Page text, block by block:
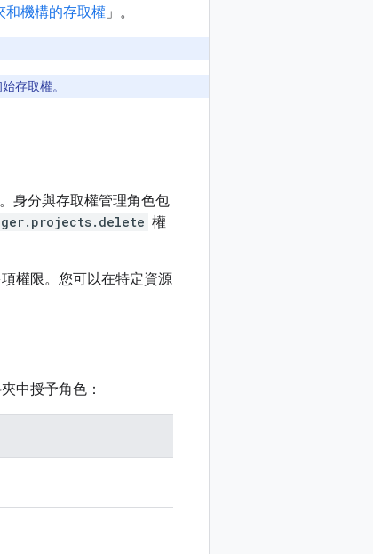
和機構的存取權 」。
存取權。
身分與存取權管理角色包
權
權限。您可以在特定資源
中授予角色：